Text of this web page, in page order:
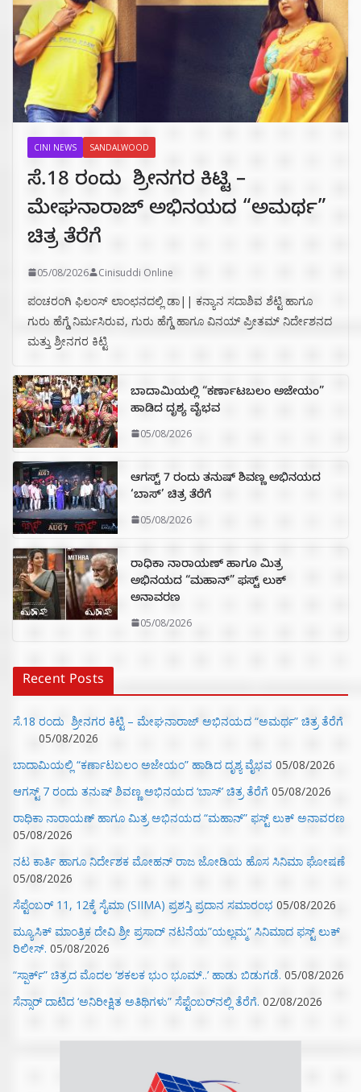
CINI NEWS SANDALWOOD
ಸೆ.18 ರಂದು ಶ್ರೀನಗರ ಕಿಟ್ಟಿ –
ಮೇಘನಾರಾಜ್ ಅಭಿನಯದ “ಅಮರ್ಥ”
ಚಿತ್ರ ತೆರೆಗೆ
05/08/2026 Cinisuddi Online
ಪಂಚರಂಗಿ ಫಿಲಂಸ್ ಲಾಂಛನದಲ್ಲಿ ಡಾ|| ಕನ್ಯಾನ ಸದಾಶಿವ ಶೆಟ್ಟಿ ಹಾಗೂ
ಗುರು ಹೆಗ್ಡೆ ನಿರ್ಮಸಿರುವ, ಗುರು ಹೆಗ್ಡೆ ಹಾಗೂ ವಿನಯ್ ಪ್ರೀತಮ್ ನಿರ್ದೇಶನದ
ಮತ್ತು ಶ್ರೀನಗರ ಕಿಟ್ಟಿ
ಬಾದಾಮಿಯಲ್ಲಿ “ಕರ್ಣಾಟಬಲಂ ಅಜೇಯಂ”
ಹಾಡಿದ ದೃಶ್ಯ ವೈಭವ
05/08/2026
ಆಗಸ್ಟ್ 7 ರಂದು ತನುಷ್ ಶಿವಣ್ಣ ಅಭಿನಯದ
‘ಬಾಸ್’ ಚಿತ್ರ ತೆರೆಗೆ
05/08/2026
ರಾಧಿಕಾ ನಾರಾಯಣ್ ಹಾಗೂ ಮಿತ್ರ
ಅಭಿನಯದ “ಮಹಾನ್” ಫಸ್ಟ್ ಲುಕ್
ಅನಾವರಣ
05/08/2026
Recent Posts
ಸೆ.18 ರಂದು ಶ್ರೀನಗರ ಕಿಟ್ಟಿ – ಮೇಘನಾರಾಜ್ ಅಭಿನಯದ “ಅಮರ್ಥ” ಚಿತ್ರ ತೆರೆಗೆ
05/08/2026
ಬಾದಾಮಿಯಲ್ಲಿ “ಕರ್ಣಾಟಬಲಂ ಅಜೇಯಂ” ಹಾಡಿದ ದೃಶ್ಯ ವೈಭವ 05/08/2026
ಆಗಸ್ಟ್ 7 ರಂದು ತನುಷ್ ಶಿವಣ್ಣ ಅಭಿನಯದ ‘ಬಾಸ್’ ಚಿತ್ರ ತೆರೆಗೆ 05/08/2026
ರಾಧಿಕಾ ನಾರಾಯಣ್ ಹಾಗೂ ಮಿತ್ರ ಅಭಿನಯದ “ಮಹಾನ್” ಫಸ್ಟ್ ಲುಕ್ ಅನಾವರಣ
05/08/2026
ನಟ ಕಾರ್ತಿ ಹಾಗೂ ನಿರ್ದೇಶಕ ಮೋಹನ್ ರಾಜ ಜೋಡಿಯ ಹೊಸ ಸಿನಿಮಾ ಘೋಷಣೆ
05/08/2026
ಸೆಪ್ಟೆಂಬರ್ 11, 12ಕ್ಕೆ ಸೈಮಾ (SIIMA) ಪ್ರಶಸ್ತಿ ಪ್ರದಾನ ಸಮಾರಂಭ 05/08/2026
ಮ್ಯೂಸಿಕ್‌ ಮಾಂತ್ರಿಕ ದೇವಿ ಶ್ರೀ ಪ್ರಸಾದ್ ನಟನೆಯ”ಯಲ್ಲಮ್ಮ” ಸಿನಿಮಾದ ಫಸ್ಟ್‌ ಲುಕ್‌
ರಿಲೀಸ್. 05/08/2026
“ಸ್ಪಾರ್ಕ್” ಚಿತ್ರದ ಮೊದಲ‌ ‘ಶಕಲಕ ಭುಂ‌ ಭೂಮ್..’ ಹಾಡು ಬಿಡುಗಡೆ. 05/08/2026
ಸೆನ್ಸಾರ್ ದಾಟಿದ ‘ಅನಿರೀಕ್ಷಿತ ಅತಿಥಿಗಳು” ಸೆಪ್ಟೆಂಬರ್‌ನಲ್ಲಿ ತೆರೆಗೆ. 02/08/2026